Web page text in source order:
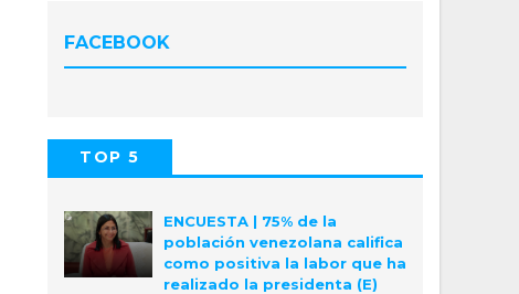
FACEBOOK
TOP 5
ENCUESTA | 75% de la
población venezolana califica
como positiva la labor que ha
realizado la presidenta (E)